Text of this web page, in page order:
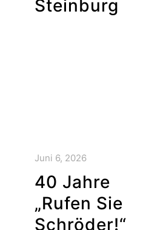
Steinburg
Juni 6, 2026
40 Jahre
„Rufen Sie
Schröder!“